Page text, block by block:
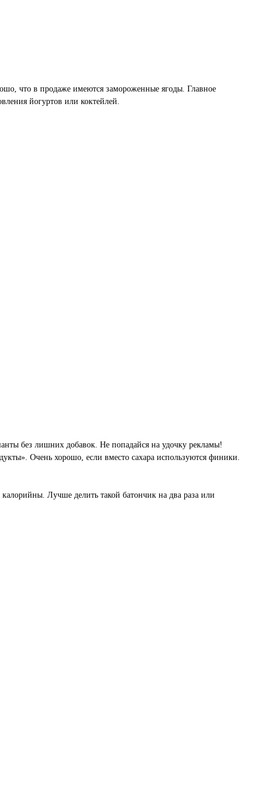
что в продаже имеются замороженные ягоды. Главное
йогуртов или коктейлей.
без лишних добавок. Не попадайся на удочку рекламы!
Очень хорошо, если вместо сахара используются финики.
Лучше делить такой батончик на два раза или